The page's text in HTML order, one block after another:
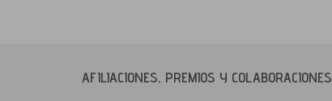
AFILIACIONES, PREMIOS Y COLABORACIONES